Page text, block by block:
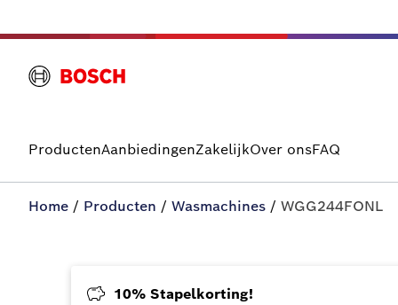
ProductenAanbiedingenZakelijkOver onsFAQ
Home / Producten / Wasmachines / WGG244FONL
10% Stapelkorting!